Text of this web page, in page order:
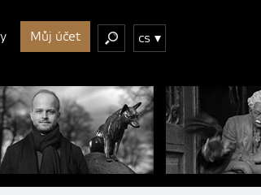
Můj účet cs